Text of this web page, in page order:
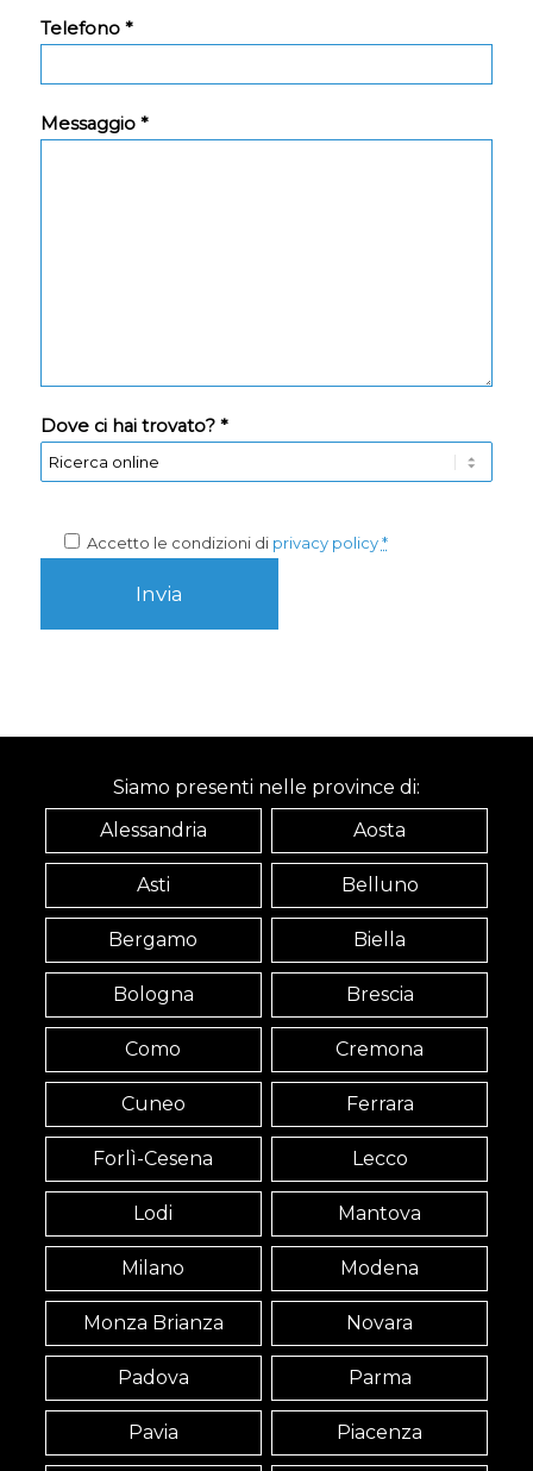
Telefono *
Messaggio *
Dove ci hai trovato? *
Accetto le condizioni di privacy policy *
Siamo presenti nelle province di:
Alessandria
Aosta
Asti Belluno
Bergamo Biella
Bologna Brescia
Como Cremona
Cuneo Ferrara
Forlì-Cesena Lecco
Lodi Mantova
Milano Modena
Monza Brianza Novara
Padova Parma
Pavia Piacenza